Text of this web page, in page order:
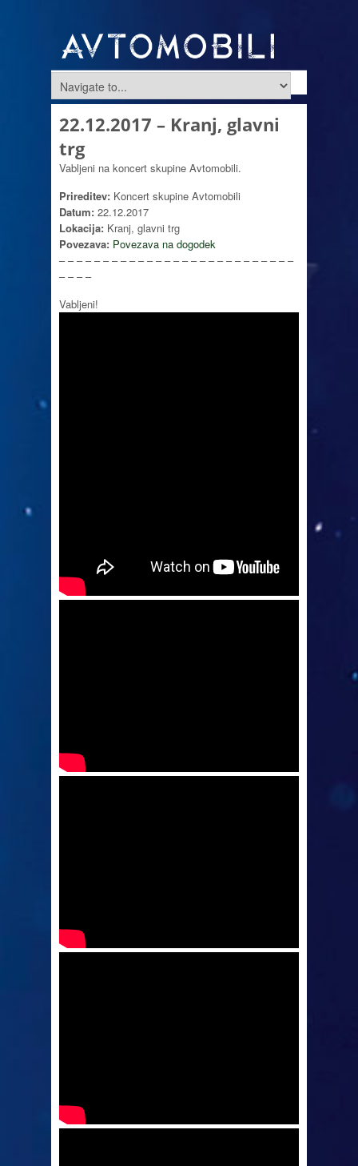
22.12.2017 – Kranj, glavni
trg
Vabljeni na koncert skupine Avtomobili.
Prireditev: Koncert skupine Avtomobili
Datum: 22.12.2017
Lokacija: Kranj, glavni trg
Povezava: Povezava na dogodek
– – – – – – – – – – – – – – – – – – – – – – – – – – –
– – – –
Vabljeni!